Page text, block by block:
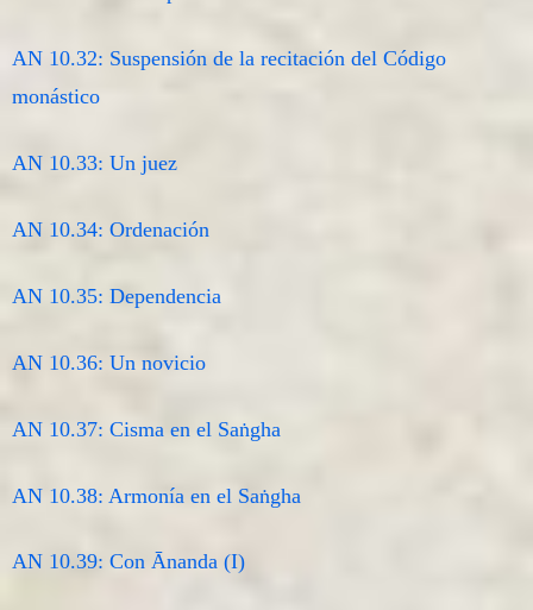
AN 10.32: Suspensión de la recitación del Código
monástico
AN 10.33: Un juez
AN 10.34: Ordenación
AN 10.35: Dependencia
AN 10.36: Un novicio
AN 10.37: Cisma en el Saṅgha
AN 10.38: Armonía en el Saṅgha
AN 10.39: Con Ānanda (I)